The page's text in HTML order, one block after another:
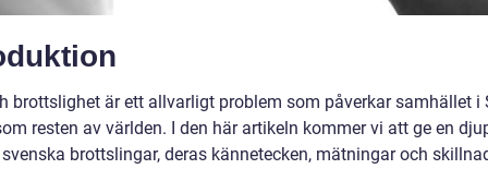
brottslighet är ett allvarligt problem som påverkar samhället i
resten av världen. I den här artikeln kommer vi att ge en
brottslingar, deras kännetecken, mätningar och